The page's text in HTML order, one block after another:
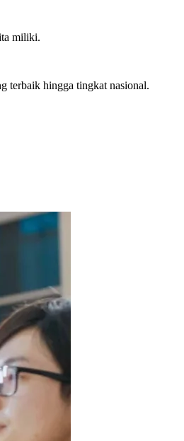
miliki.
terbaik hingga tingkat nasional.